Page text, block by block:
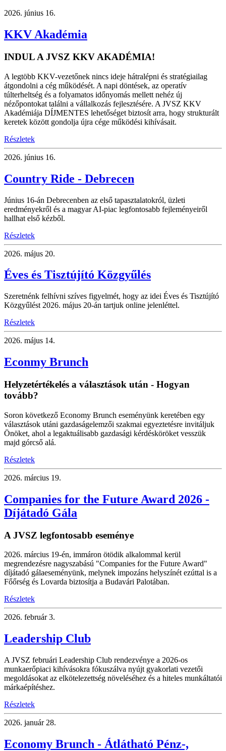
2026. június 16.
KKV Akadémia
INDUL A JVSZ KKV AKADÉMIA!
A legtöbb KKV-vezetőnek nincs ideje hátralépni és stratégiailag
átgondolni a cég működését. A napi döntések, az operatív
túlterheltség és a folyamatos időnyomás mellett nehéz új
nézőpontokat találni a vállalkozás fejlesztésére. A JVSZ KKV
Akadémiája DÍJMENTES lehetőséget biztosít arra, hogy strukturált
keretek között gondolja újra cége működési kihívásait.
Részletek
2026. június 16.
Country Ride - Debrecen
Június 16-án Debrecenben az első tapasztalatokról, üzleti
eredményekről és a magyar AI-piac legfontosabb fejleményeiről
hallhat első kézből.
Részletek
2026. május 20.
Éves és Tisztújító Közgyűlés
Szeretnénk felhívni szíves figyelmét, hogy az idei Éves és Tisztújító
Közgyűlést 2026. május 20-án tartjuk online jelenléttel.
Részletek
2026. május 14.
Econmy Brunch
Helyzetértékelés a választások után - Hogyan
tovább?
Soron következő Economy Brunch eseményünk keretében egy
választások utáni gazdaságelemzői szakmai egyeztetésre invitáljuk
Önöket, ahol a legaktuálisabb gazdasági kérdésköröket vesszük
majd górcső alá.
Részletek
2026. március 19.
Companies for the Future Award 2026 -
Díjátadó Gála
A JVSZ legfontosabb eseménye
2026. március 19-én, immáron ötödik alkalommal kerül
megrendezésre nagyszabású "Companies for the Future Award"
díjátadó gálaeseményünk, melynek impozáns helyszínét ezúttal is a
Főőrség és Lovarda biztosítja a Budavári Palotában.
Részletek
2026. február 3.
Leadership Club
A JVSZ februári Leadership Club rendezvénye a 2026-os
munkaerőpiaci kihívásokra fókuszálva nyújt gyakorlati vezetői
megoldásokat az elkötelezettség növeléséhez és a hiteles munkáltatói
márkaépítéshez.
Részletek
2026. január 28.
Economy Brunch - Átlátható Pénz-,